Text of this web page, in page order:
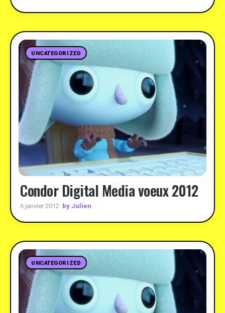
UNCATEGORIZED
Condor Digital Media voeux 2012
6 janvier 2012 by Julien
UNCATEGORIZED